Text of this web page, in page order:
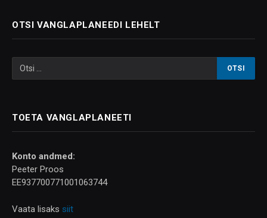
OTSI VANGLAPLANEEDI LEHELT
TOETA VANGLAPLANEETI
Konto andmed:
Peeter Proos
EE937700771001063744
Vaata lisaks siit